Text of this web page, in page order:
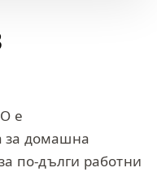
е
за домашна
по-дълги работни